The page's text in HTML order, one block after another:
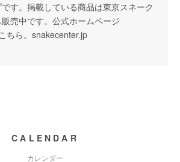
す。掲載している商品は東京スネーク
売中です。公式ホームページ
ちら。 snakecenter.jp
CALENDAR
カレンダー